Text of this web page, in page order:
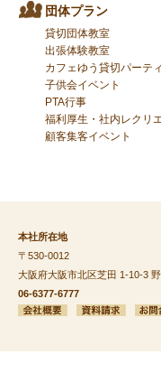
団体プラン
貸切団体教室
出張体験教室
カフェゆう貸切パーテ
子供会イベント
PTA行事
福利厚生・社内レクリ
顧客集客イベント
本社所在地
〒530-0012
大阪府大阪市北区芝田 1-10-3
06-6377-6777